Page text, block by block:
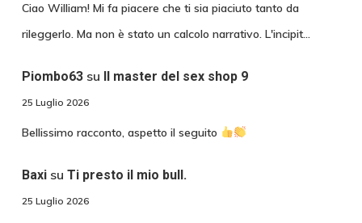
Ciao William! Mi fa piacere che ti sia piaciuto tanto da
rileggerlo. Ma non è stato un calcolo narrativo. L'incipit…
Piombo63su Il master del sex shop 9
25 Luglio 2026
Bellissimo racconto, aspetto il seguito
Baxisu Ti presto il mio bull.
25 Luglio 2026